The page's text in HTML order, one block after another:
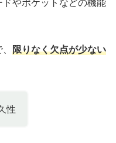
限りなく欠点が少ない
性